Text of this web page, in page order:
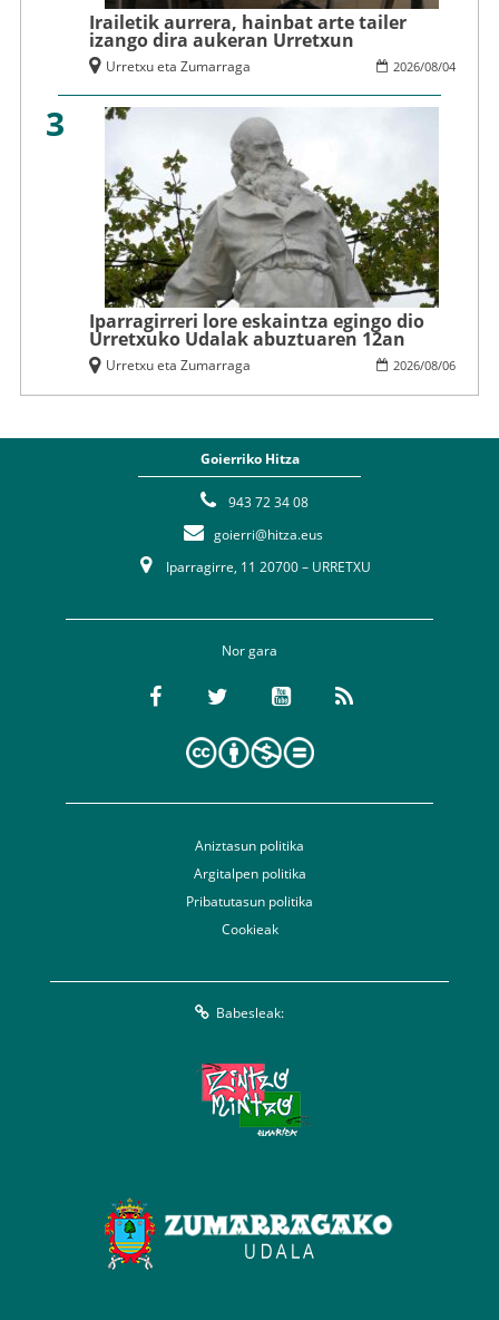
Irailetik aurrera, hainbat arte tailer
izango dira aukeran Urretxun
2026/08/04
Urretxu eta Zumarraga
3
Iparragirreri lore eskaintza egingo dio
Urretxuko Udalak abuztuaren 12an
2026/08/06
Urretxu eta Zumarraga
Goierriko Hitza
943 72 34 08
goierri@hitza.eus
Iparragirre, 11 20700 – URRETXU
Nor gara
Aniztasun politika
Argitalpen politika
Pribatutasun politika
Cookieak
Babesleak: